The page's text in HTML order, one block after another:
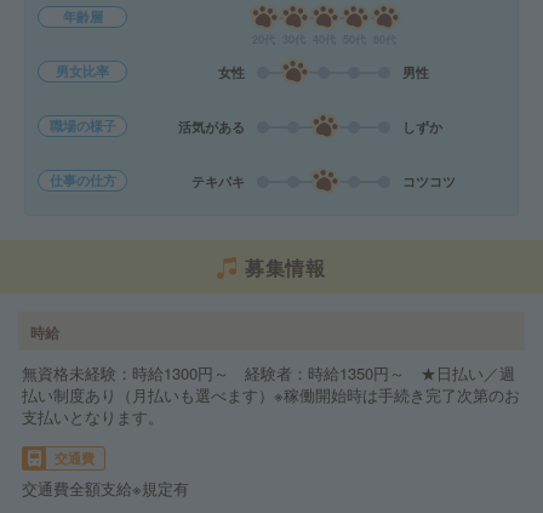
年齢層
男女比率 女性 男性
職場の様子 活気がある しずか
仕事の仕方 テキパキ コツコツ
募集情報
時給
無資格未経験：時給1300円～ 経験者：時給1350円～ ★日払い／週
払い制度あり（月払いも選べます）※稼働開始時は手続き完了次第のお
支払いとなります。
交通費
交通費全額支給※規定有